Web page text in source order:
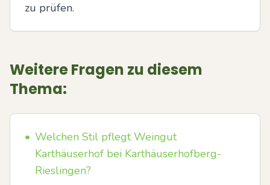
zu prüfen.
Weitere Fragen zu diesem
Thema:
• Welchen Stil pflegt Weingut
Karthäuserhof bei Karthäuserhofberg-
Rieslingen?